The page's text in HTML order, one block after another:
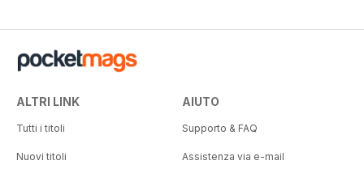
ALTRI LINK
Tutti i titoli
Nuovi titoli
AIUTO
Supporto & FAQ
Assistenza via e-mail